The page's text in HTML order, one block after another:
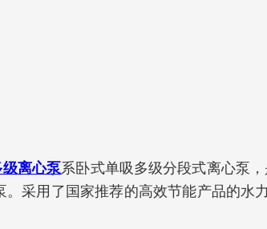
离心泵系卧式单吸多级分段式离心泵
采用了国家推荐的高效节能产品的